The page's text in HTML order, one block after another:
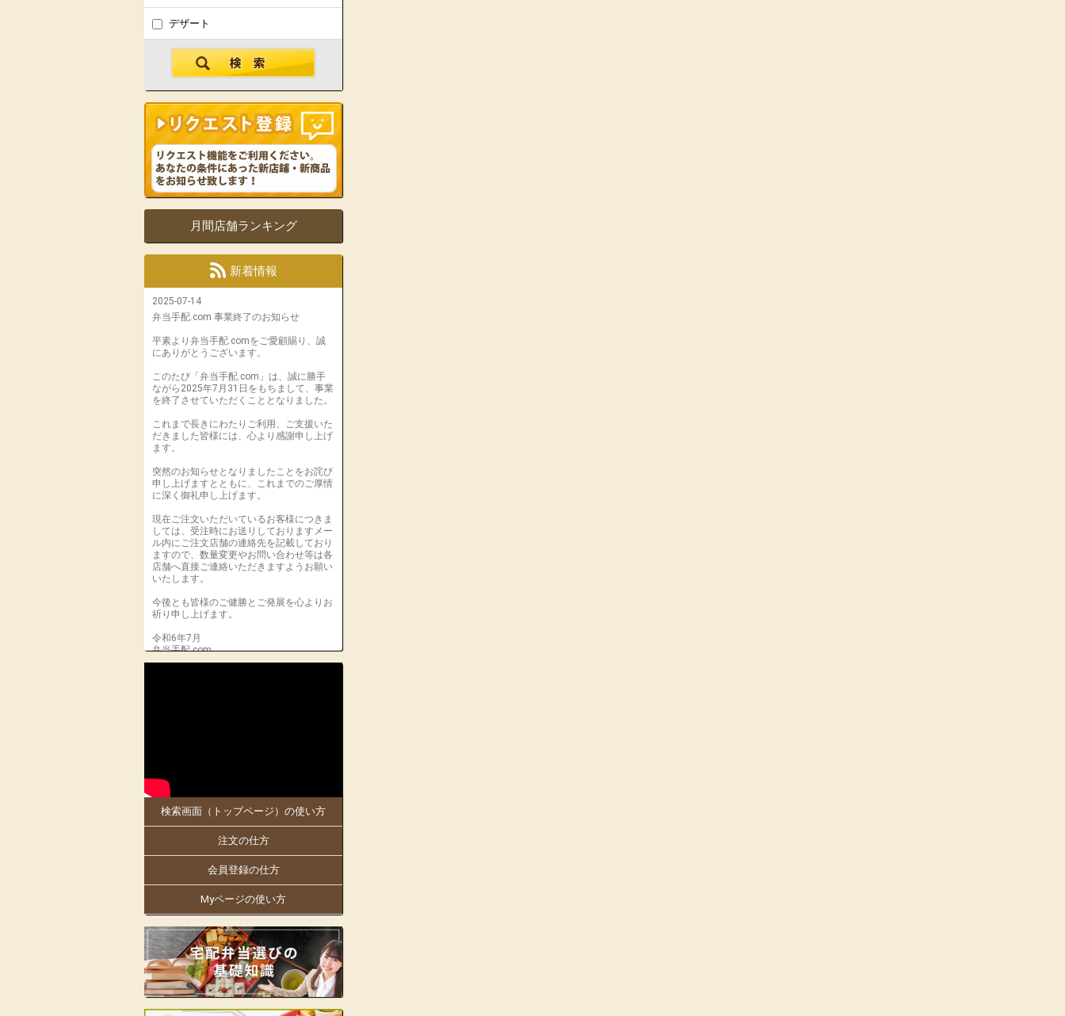
デザート
月間店舗ランキング
新着情報
2025-07-14
弁当手配.com 事業終了のお知らせ
平素より弁当手配.comをご愛顧賜り、誠
にありがとうございます。
このたび「弁当手配.com」は、誠に勝手
ながら2025年7月31日をもちまして、事業
を終了させていただくこととなりました。
これまで長きにわたりご利用、ご支援いた
だきました皆様には、心より感謝申し上げ
ます。
突然のお知らせとなりましたことをお詫び
申し上げますとともに、これまでのご厚情
に深く御礼申し上げます。
現在ご注文いただいているお客様につきま
しては、受注時にお送りしておりますメー
ル内にご注文店舗の連絡先を記載しており
ますので、数量変更やお問い合わせ等は各
店舗へ直接ご連絡いただきますようお願い
いたします。
今後とも皆様のご健勝とご発展を心よりお
祈り申し上げます。
令和6年7月
弁当手配.com
伝統の味を大阪・京都でもお楽しみくださ
い。
大阪万博にも出店中!人気商品の「まねき
のえきそば」の出汁を隠し味に使ったり
と、「お料理のまねき」でしかできない味
め込んでおります。
姫路駅の駅弁をはじめ、地域の仕出しやロ
ケ弁、様々なお集りのお弁当などを手掛け
ています。
ある老舗の味をお楽しみいただけます。
見た目も美しく楽しいお弁当をご提供し、
皆様の会合に彩りをお届けします。
店舗詳細ページはこちらから!
検索画面（トップページ）の使い方
注文の仕方
会員登録の仕方
Myページの使い方